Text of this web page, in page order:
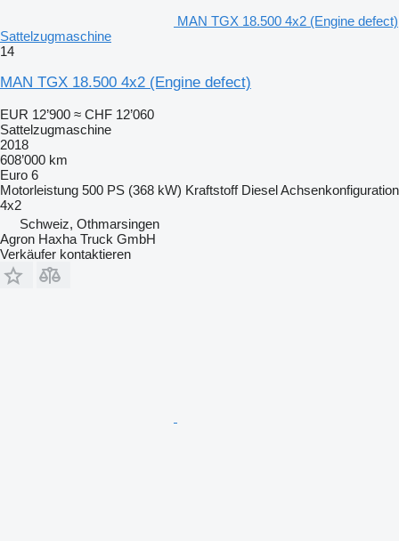
MAN TGX 18.500 4x2 (Engine defect)
Sattelzugmaschine
14
MAN TGX 18.500 4x2 (Engine defect)
EUR 12’900 ≈ CHF 12’060
Sattelzugmaschine
2018
608’000 km
Euro 6
Motorleistung 500 PS (368 kW) Kraftstoff DieselAchsenkonfiguration
4x2
Schweiz, Othmarsingen
Agron Haxha Truck GmbH
Verkäufer kontaktieren